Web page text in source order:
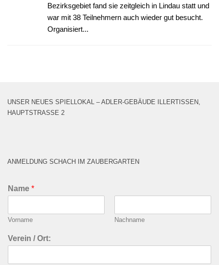
Bezirksgebiet fand sie zeitgleich in Lindau statt und
war mit 38 Teilnehmern auch wieder gut besucht.
Organisiert...
UNSER NEUES SPIELLOKAL – ADLER-GEBÄUDE ILLERTISSEN,
HAUPTSTRASSE 2
ANMELDUNG SCHACH IM ZAUBERGARTEN
Name *
Vorname Nachname
Verein / Ort: